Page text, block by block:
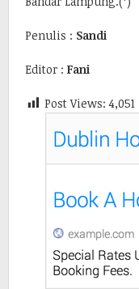
Penulis : Sandi
Editor : Fani
Post Views: 4,051